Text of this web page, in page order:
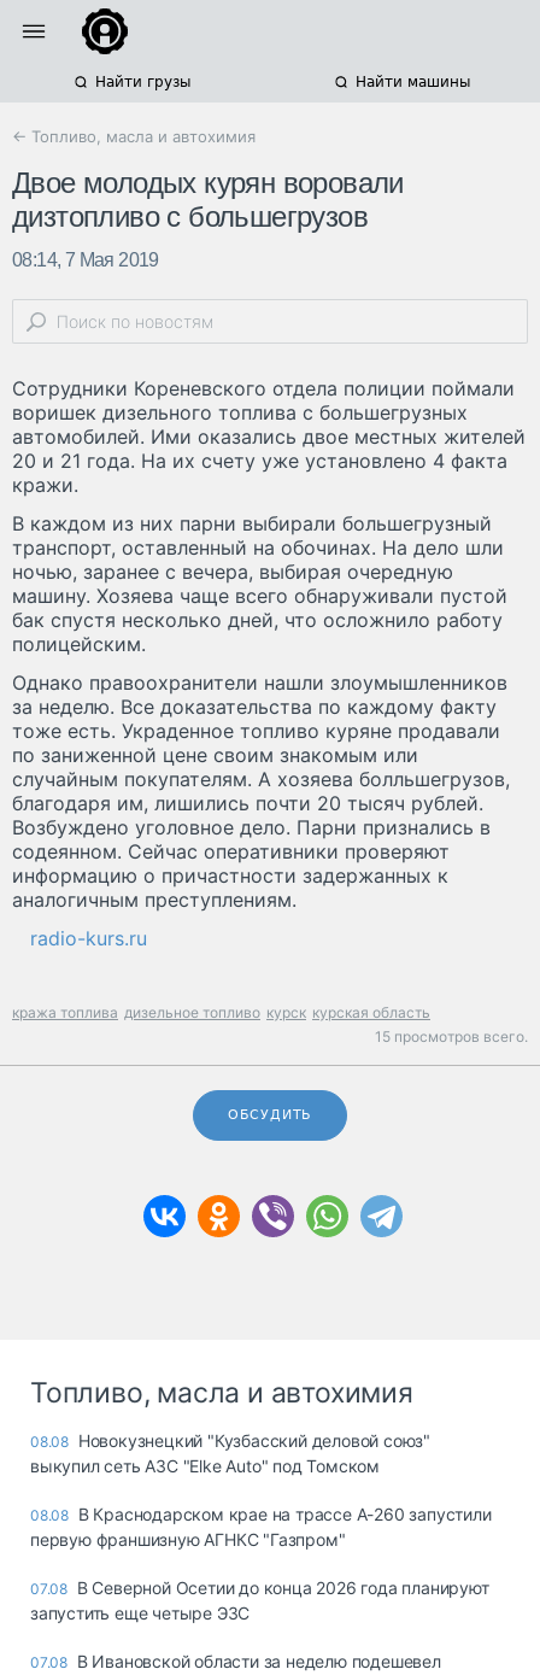
Найти грузы Найти машины
← Топливо, масла и автохимия
Двое молодых курян воровали
дизтопливо с большегрузов
08:14, 7 Мая 2019
Сотрудники Кореневского отдела полиции поймали
воришек дизельного топлива с большегрузных
автомобилей. Ими оказались двое местных жителей
20 и 21 года. На их счету уже установлено 4 факта
кражи.
В каждом из них парни выбирали большегрузный
транспорт, оставленный на обочинах. На дело шли
ночью, заранее с вечера, выбирая очередную
машину. Хозяева чаще всего обнаруживали пустой
бак спустя несколько дней, что осложнило работу
полицейским.
Однако правоохранители нашли злоумышленников
за неделю. Все доказательства по каждому факту
тоже есть. Украденное топливо куряне продавали
по заниженной цене своим знакомым или
случайным покупателям. А хозяева болльшегрузов,
благодаря им, лишились почти 20 тысяч рублей.
Возбуждено уголовное дело. Парни признались в
содеянном. Сейчас оперативники проверяют
информацию о причастности задержанных к
аналогичным преступлениям.
radio-kurs.ru
кража топлива дизельное топливо курск курская область
15 просмотров всего.
ОБСУДИТЬ
Топливо, масла и автохимия
08.08 Новокузнецкий "Кузбасский деловой союз"
выкупил сеть АЗС "Elke Auto" под Томском
08.08 В Краснодарском крае на трассе А-260 запустили
первую франшизную АГНКС "Газпром"
07.08 В Северной Осетии до конца 2026 года планируют
запустить еще четыре ЭЗС
07.08 В Ивановской области за неделю подешевел